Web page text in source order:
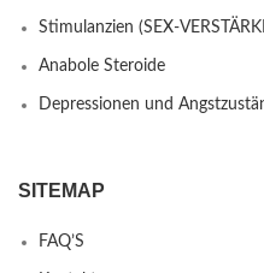
Stimulanzien (SEX-
Anabole Steroide
Depressionen und
SITEMAP
FAQ’S